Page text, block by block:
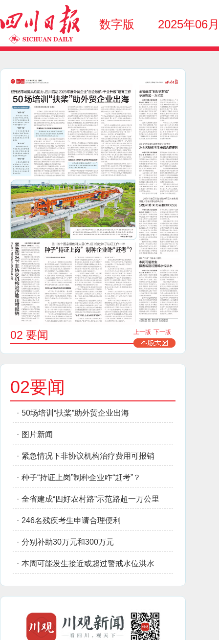
数字版 2025年06
02 要闻 上一版 下一版
02要闻
· 50场培训“扶桨”助外贸企业出海
· 图片新闻
· 紧急情况下非协议机构治疗费用可报销
· 种子“持证上岗”制种企业咋“赶考”？
· 全省建成“四好农村路”示范路超一万公里
· 246名残疾考生申请合理便利
· 分别补助30万元和300万元
· 本周可能发生接近或超过警戒水位洪水